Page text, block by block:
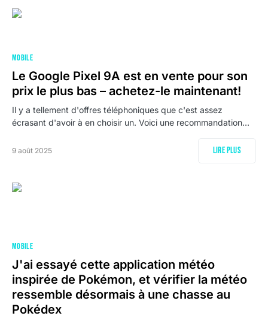
MOBILE
Le Google Pixel 9A est en vente pour son
prix le plus bas – achetez-le maintenant!
Il y a tellement d'offres téléphoniques que c'est assez
écrasant d'avoir à en choisir un. Voici une recommandation…
9 août 2025 Lire plus
MOBILE
J'ai essayé cette application météo
inspirée de Pokémon, et vérifier la météo
ressemble désormais à une chasse au
Pokédex